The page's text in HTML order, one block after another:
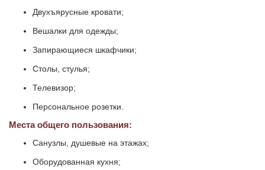
Двухъярусные кровати;
Вешалки для одежды;
Запирающиеся шкафчики;
Столы, стулья;
Телевизор;
Персональное розетки.
Места общего пользования:
Санузлы, душевые на этажах;
Оборудованная кухня;